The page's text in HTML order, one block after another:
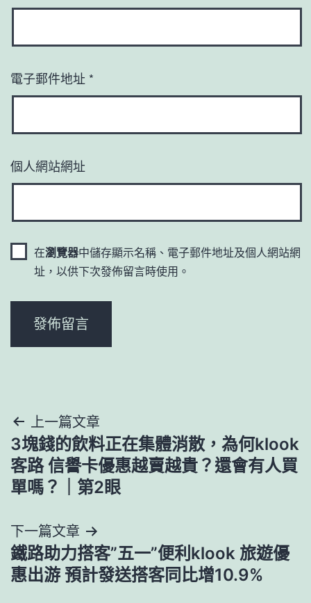
電子郵件地址 *
個人網站網址
在瀏覽器中儲存顯示名稱、電子郵件地址及個人網站網
址，以供下次發佈留言時使用。
文
章
導
覽
上一篇文章
3塊錢的飲料正在集體消散，為何klook
客路 信譽卡優惠越賣越貴？還會有人買
單嗎？｜第2眼
下一篇文章
鐵路助力搭客”五一”便利klook 旅遊優
惠出游 預計發送搭客同比增10.9%